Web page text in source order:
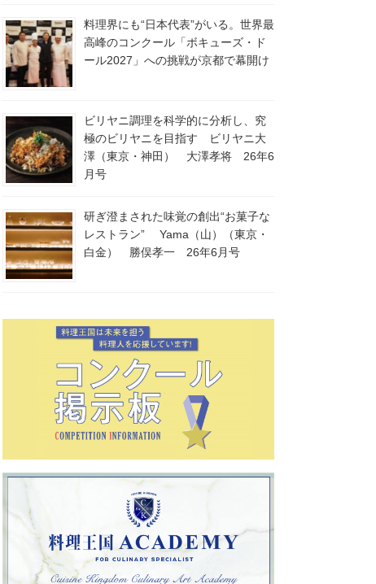
料理界にも“日本代表”がいる。世界最
高峰のコンクール「ボキューズ・ド
ール2027」への挑戦が京都で幕開け
ビリヤニ調理を科学的に分析し、究
極のビリヤニを目指す ビリヤニ大
澤（東京・神田） 大澤孝将 26年6
月号
研ぎ澄まされた味覚の創出“お菓子な
レストラン” Yama（山）（東京・
白金） 勝俣孝一 26年6月号